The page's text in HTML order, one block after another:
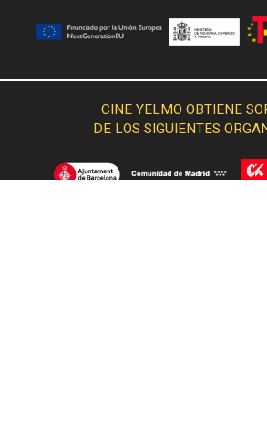
CINE YELMO OBTIENE
DE LOS SIGUIENTES